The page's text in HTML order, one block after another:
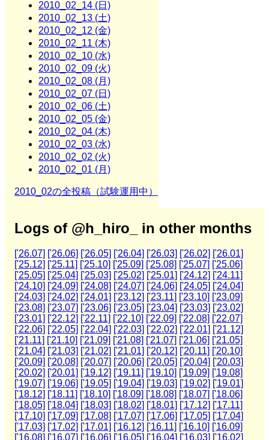
2010_02_14 (日)
2010_02_13 (土)
2010_02_12 (金)
2010_02_11 (木)
2010_02_10 (水)
2010_02_09 (火)
2010_02_08 (月)
2010_02_07 (日)
2010_02_06 (土)
2010_02_05 (金)
2010_02_04 (木)
2010_02_03 (水)
2010_02_02 (火)
2010_02_01 (月)
2010_02の全投稿（試験運用中）
Logs of @h_hiro_ in other months
['26.07] ['26.06] ['26.05] ['26.04] ['26.03] ['26.02] ['26.01]
['25.12] ['25.11] ['25.10] ['25.09] ['25.08] ['25.07] ['25.06]
['25.05] ['25.04] ['25.03] ['25.02] ['25.01] ['24.12] ['24.11]
['24.10] ['24.09] ['24.08] ['24.07] ['24.06] ['24.05] ['24.04]
['24.03] ['24.02] ['24.01] ['23.12] ['23.11] ['23.10] ['23.09]
['23.08] ['23.07] ['23.06] ['23.05] ['23.04] ['23.03] ['23.02]
['23.01] ['22.12] ['22.11] ['22.10] ['22.09] ['22.08] ['22.07]
['22.06] ['22.05] ['22.04] ['22.03] ['22.02] ['22.01] ['21.12]
['21.11] ['21.10] ['21.09] ['21.08] ['21.07] ['21.06] ['21.05]
['21.04] ['21.03] ['21.02] ['21.01] ['20.12] ['20.11] ['20.10]
['20.09] ['20.08] ['20.07] ['20.06] ['20.05] ['20.04] ['20.03]
['20.02] ['20.01] ['19.12] ['19.11] ['19.10] ['19.09] ['19.08]
['19.07] ['19.06] ['19.05] ['19.04] ['19.03] ['19.02] ['19.01]
['18.12] ['18.11] ['18.10] ['18.09] ['18.08] ['18.07] ['18.06]
['18.05] ['18.04] ['18.03] ['18.02] ['18.01] ['17.12] ['17.11]
['17.10] ['17.09] ['17.08] ['17.07] ['17.06] ['17.05] ['17.04]
['17.03] ['17.02] ['17.01] ['16.12] ['16.11] ['16.10] ['16.09]
['16.08] ['16.07] ['16.06] ['16.05] ['16.04] ['16.03] ['16.02]